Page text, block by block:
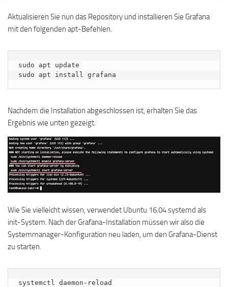
Aktualisieren Sie nun das Repository und installieren Sie Grafana
mit den folgenden apt-Befehlen.
sudo apt update
sudo apt install grafana
Nachdem die Installation abgeschlossen ist, erhalten Sie das
Ergebnis wie unten gezeigt.
Wie Sie vielleicht wissen, verwendet Ubuntu 16.04 systemd als
init-System. Nach der Grafana-Installation müssen wir also die
Systemmanager-Konfiguration neu laden, um den Grafana-Dienst
zu starten.
systemctl daemon-reload